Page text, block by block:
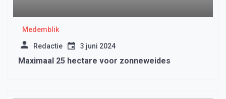
Medemblik
Redactie 3 juni 2024
Maximaal 25 hectare voor zonneweides